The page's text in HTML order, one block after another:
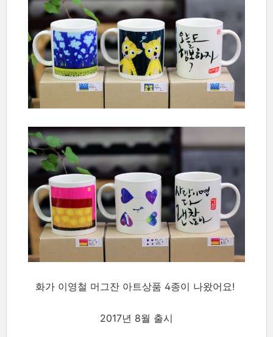
화가 이영철 머그잔 아트상품 4종이 나왔어요!
2017년 8월 출시